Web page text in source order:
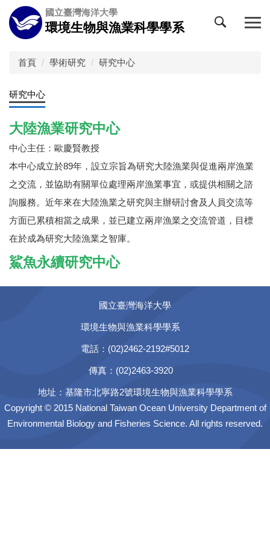
跳
到
主
區
國立臺灣海洋大學
環境生物與漁業科學學系
首頁 學術研究 研究中心
研究中心
大陸漁業研究中心
中心主任：歐慶賢教授
本中心成立於89年，設立宗旨為研究大陸漁業與促進兩岸漁業
之交流，並協助有關單位處理兩岸漁業事宜，或提供相關之諮
詢服務。近年來在大陸漁業之研究與主辦研討會及人員交流等
方面已累積相當之成果，並已建立兩岸漁業之交流管道，目標
在於成為研究大陸漁業之智庫。
鯊魚永續研究中心
國立臺灣海洋大學
環境生物與漁業科學學系
電話：(02)2462-2192#5012
傳真：(02)2463-3920
地址：基隆市北寧路2號環境生物與漁業科學學系
Copyright © 2015 National Taiwan Ocean University Department of
Environmental Biology and Fisheries Science. All rights reserved.